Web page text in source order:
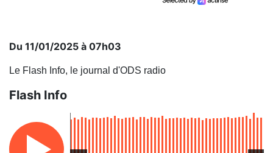
Du 11/01/2025 à 07h03
Le Flash Info, le journal d'ODS radio
Flash Info